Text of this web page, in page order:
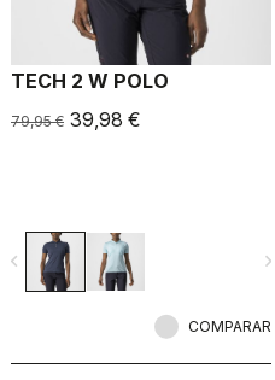
TECH 2 W POLO
79,95 € 39,98 €
navigate_before
COMPARAR